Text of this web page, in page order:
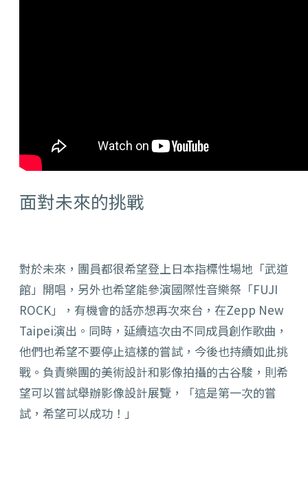
面對未來的挑戰
對於未來，團員都很希望登上日本指標性場地「武道
館」開唱，另外也希望能參演國際性音樂祭「FUJI
ROCK」，有機會的話亦想再次來台，在Zepp New
Taipei演出。同時，延續這次由不同成員創作歌曲，
他們也希望不要停止這樣的嘗試，今後也持續如此挑
戰。負責樂團的美術設計和影像拍攝的古谷駿，則希
望可以嘗試舉辦影像設計展覽，「這是第一次的嘗
試，希望可以成功！」